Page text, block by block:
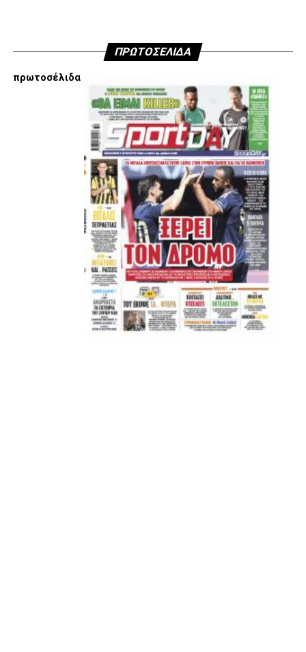
Εμείς είμαστε μόνο Π.Α.Ο.Κ.
Μόνο τα 4 γράμματα έχουν σημασία για εμάς και
ΚΑΝΕΝΑΣ δεν είναι πάνω απο αυτά τα ιερά γράμματα.
ADVERTISEMENT
ΑΜΠΑΛΑΕΑ, ΜΑΚΕΔΟΝΕΣ, ΤΟΥΜΠΑ, #031#
ΠΡΩΤΟΣΕΛΙΔΑ
πρωτοσέλιδα